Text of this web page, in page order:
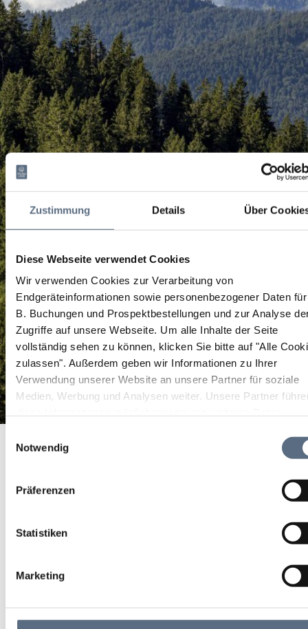
Zustimmung Details Über
Diese Webseite verwendet Cookies
Wir verwenden Cookies zur Verarbeitung von
Endgeräteinformationen sowie personenbezogener Daten
B. Buchungen und Prospektbestellungen und zur Analyse
Zugriffe auf unsere Webseite. Um alle Inhalte der Seite
vollständig sehen zu können, klicken Sie bitte auf "Alle
zulassen". Außerdem geben wir Informationen zu Ihrer
Verwendung unserer Website an unsere Partner für soziale
Medien, Werbung und Analysen weiter. Unsere Partner
Rahmen Ihrer Nutzung der Dienste gesammelt haben.
Notwendig
Präferenzen
Statistiken
Marketing
weitere Termine